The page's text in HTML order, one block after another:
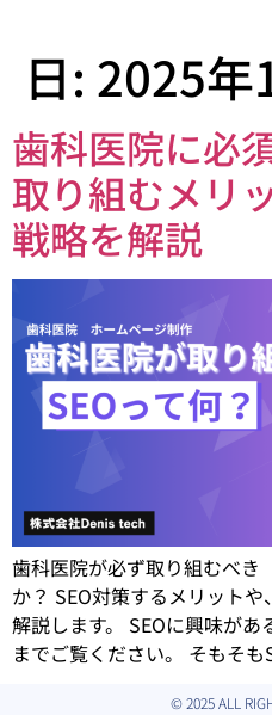
日: 2025年
歯科医院に必
取り組むメリ
戦略を解説
歯科医院が必ず取り組むべき
か？ SEO対策するメリット
解説します。 SEOに興味が
までご覧ください。 そもそ
© 2025 ALL